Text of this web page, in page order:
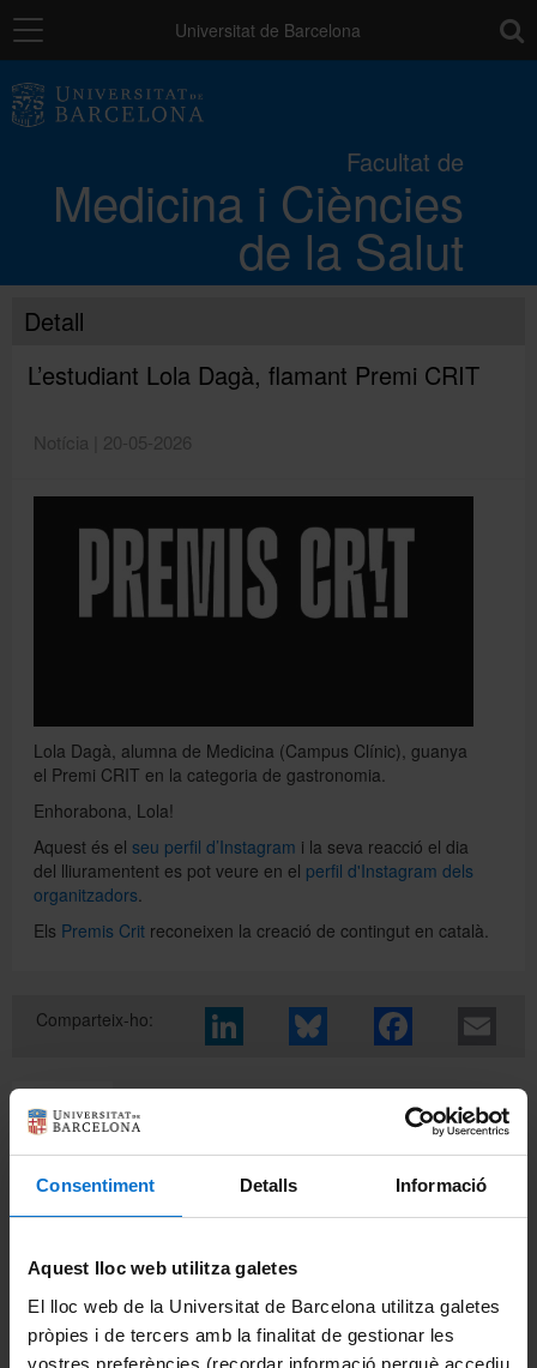
Consentiment Detalls Informació
Aquest lloc web utilitza galetes
El lloc web de la Universitat de Barcelona utilitza galetes
pròpies i de tercers amb la finalitat de gestionar les
vostres preferències (recordar informació perquè accediu
Navegació Universitat de Barcelona
Facultat de
Medicina i Ciències
de la Salut
Els campus
Docència
Convocatòries i ajuts
Directori
English
Detall
L’estudiant Lola Dagà, flamant Premi CRIT
Notícia | 20-05-2026
Lola Dagà, alumna de Medicina (Campus Clínic), guanya
el Premi CRIT en la categoria de gastronomia.
Enhorabona, Lola!
Aquest és el seu perfil d’Instagram i la seva reacció el dia
del lliuramentent es pot veure en el perfil d'Instagram dels
organitzadors.
Els Premis Crit reconeixen la creació de contingut en català.
Comparteix-ho:
Departaments
Biomedicina
Cirurgia i Especialitats Medicoquirúrgiques